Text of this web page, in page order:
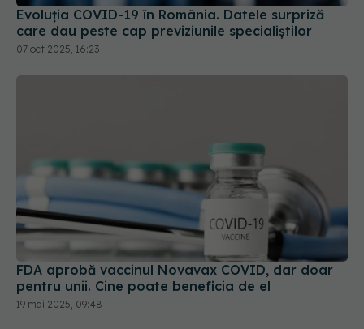
FDA aprobă vaccinul Novavax COVID, dar doar
pentru unii. Cine poate beneficia de el